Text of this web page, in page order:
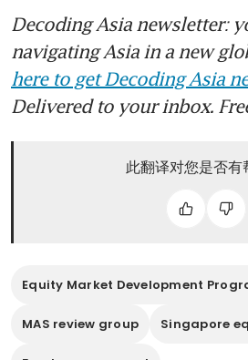
Decoding Asia newsletter:
navigating Asia in a new
here to get Decoding Asia
Delivered to your inbox.
此翻译对您是否有
Equity Market Development
MAS review group Singapore